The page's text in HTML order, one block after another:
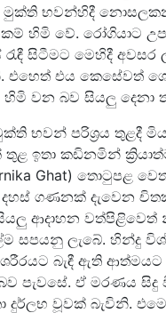
භවන්හිදී
හිමි වේ. රෝගියාට
රැඳී සිටීමට මෙහිදී
එහෙත් එය කෙසේවත්
වන බව සියලු දෙනා
භවන් පරිශ්‍රය තුළදී
ඉතා කඩිනමින්
Ghat) තොටුපළ
ගණනක් දැවෙන
ආදාහන
සපයනු ලැබේ. හින්දු
බැඳී ඇති
පැවසේ. ඒ මරණය
දුර්ලභ වූවක් බැවිනි.